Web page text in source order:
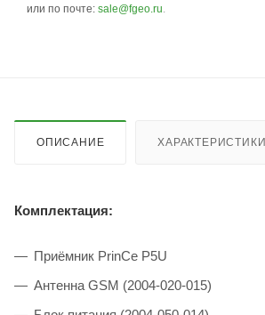
или по почте: sale@fgeo.ru.
ОПИСАНИЕ ХАРАКТЕРИСТИКИ
Комплектация:
Приёмник PrinCe P5U
Антенна GSM (2004-020-015)